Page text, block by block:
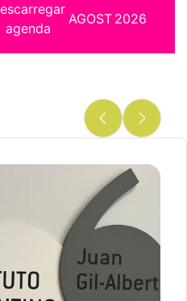
agenda
AGOST 2026